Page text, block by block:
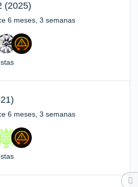
(2025)
6 meses, 3 semanas
6 meses, 3 semanas